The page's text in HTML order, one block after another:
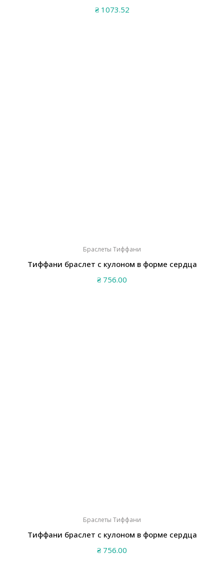
₴1073.52
Браслеты Тиффани
Тиффани браслет с кулоном в форме сердца
₴ 756.00
Браслеты Тиффани
Тиффани браслет с кулоном в форме сердца
₴ 756.00